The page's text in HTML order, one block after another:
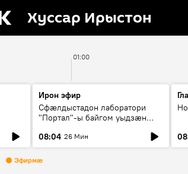
Хуссар Ирыстон
01:00
Ирон эфир
Сфæлдыстадон лаборатори
"Портал"-ы байгом уыдзæн
Æхсары куыстыты равдыст
08:04 26 Мин
Эфирмæ